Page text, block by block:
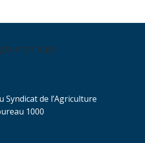
Syndicat de l’Agriculture
1000